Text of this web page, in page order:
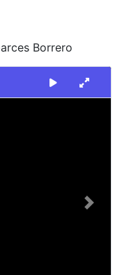
Borrero
Next